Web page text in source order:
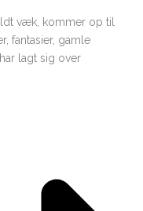
væk, kommer op til
fantasier, gamle
lagt sig over